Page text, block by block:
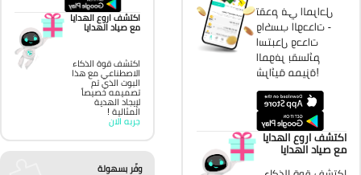
تقدم في المراحل
واكسب الوحدات -
استبدل وحدات
الموفر بقسائم
شرائية مميزة!
اكتشف اروع الهدايا
مع صياد الهدايا
اكتشف اروع الهدايا
مع صياد الهدايا
اكتشف قوة الذكاء
الاصطناعي مع هذا
البوت الذي تم
تصميمه خصيصاً
لإيجاد الهدية
المثالية !
جربه الان
وفّر بسهولة